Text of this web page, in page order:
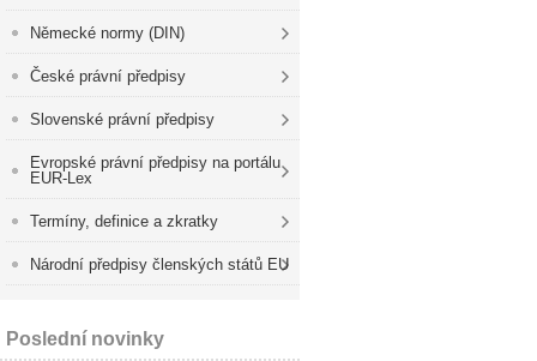
Německé normy (DIN)
České právní předpisy
Slovenské právní předpisy
Evropské právní předpisy na portálu
EUR-Lex
Termíny, definice a zkratky
Národní předpisy členských států EU
Poslední novinky